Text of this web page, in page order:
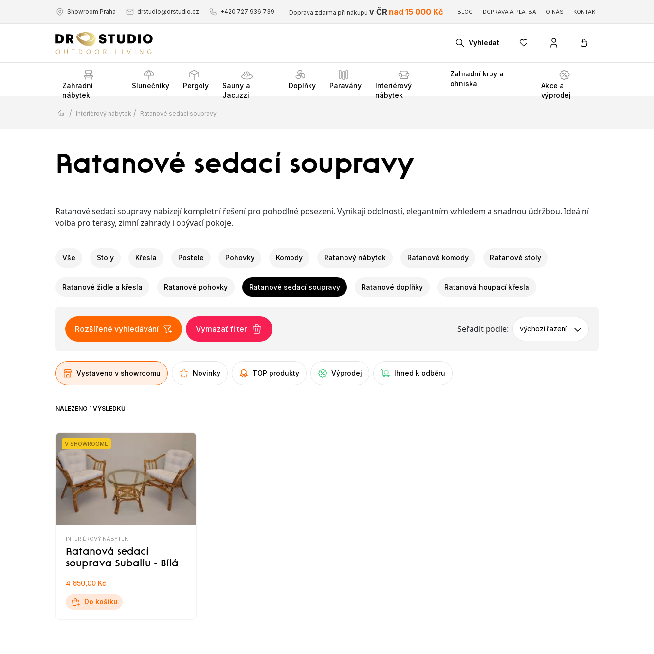
Showroom Praha drstudio@drstudio.cz +420 727 936 739 Doprava zdarma při nákupu v ČR nad 15 000 Kč BLOG DOPRAVA A PLATBA O NÁS KONTAKT
Vyhledat
Zahradní
nábytek
Slunečníky Pergoly
Sauny a
Jacuzzi
Doplňky Paravány
Interiérový
nábytek
Zahradní krby a
ohniska
Akce a
výprodej
/ Interiérový nábytek / Ratanové sedací soupravy
Ratanové sedací soupravy
Ratanové sedací soupravy nabízejí kompletní řešení pro pohodlné posezení. Vynikají odolností, elegantním vzhledem a snadnou údržbou. Ideální
volba pro terasy, zimní zahrady i obývací pokoje.
Vše Stoly Křesla Postele Pohovky Komody Ratanový nábytek Ratanové komody Ratanové stoly
Ratanové židle a křesla Ratanové pohovky Ratanové sedací soupravy Ratanové doplňky Ratanová houpací křesla
Rozšířené vyhledávání Vymazať filter Seřadit podle: výchozí řazení
Vystaveno v showroomu Novinky TOP produkty Výprodej Ihned k odběru
NALEZENO 1 VÝSLEDKŮ
V SHOWROOME
INTERIÉROVÝ NÁBYTEK
Ratanová sedací
souprava Subaliu - Bílá
4 650,00 Kč
Do košíku